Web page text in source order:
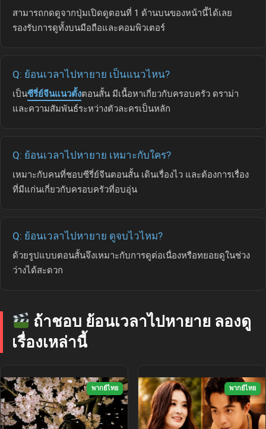
สามารถกดดูจากปุ่มเปิดดูตอนที่ 1 ด้านบนของหน้านี้ได้เลย
รองรับการดูทั้งบนมือถือและคอมพิวเตอร์
Q: ย้อนเวลาไปหายาย เป็นแนวไหน?
เป็นซีรี่ย์จีนแนวตั้งตอนสั้น มีเนื้อหาเกี่ยวกับครอบครัว ดราม่า
และความสัมพันธ์ระหว่างตัวละครเป็นหลัก
Q: ย้อนเวลาไปหายาย เหมาะกับใคร?
เหมาะกับคนที่ชอบซีรี่ย์จีนตอนสั้น เดินเรื่องไว และต้องการเรื่อง
ที่มีแก่นเกี่ยวกับครอบครัวที่อบอุ่น
Q: ย้อนเวลาไปหายาย ดูจบไวไหม?
ด้วยรูปแบบตอนสั้นจึงเหมาะกับการดูต่อเนื่องหรือทยอยดูในช่วง
ว่างได้สะดวก
ถ้าชอบ ย้อนเวลาไปหายาย ลองดู
เรื่องเหล่านี้
พากย์ไทย พากย์ไทย